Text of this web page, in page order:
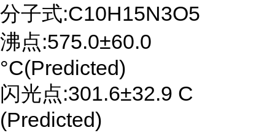
分子式:C10H15N3O5
沸点:575.0±60.0
°C(Predicted)
闪光点:301.6±32.9 C
(Predicted)